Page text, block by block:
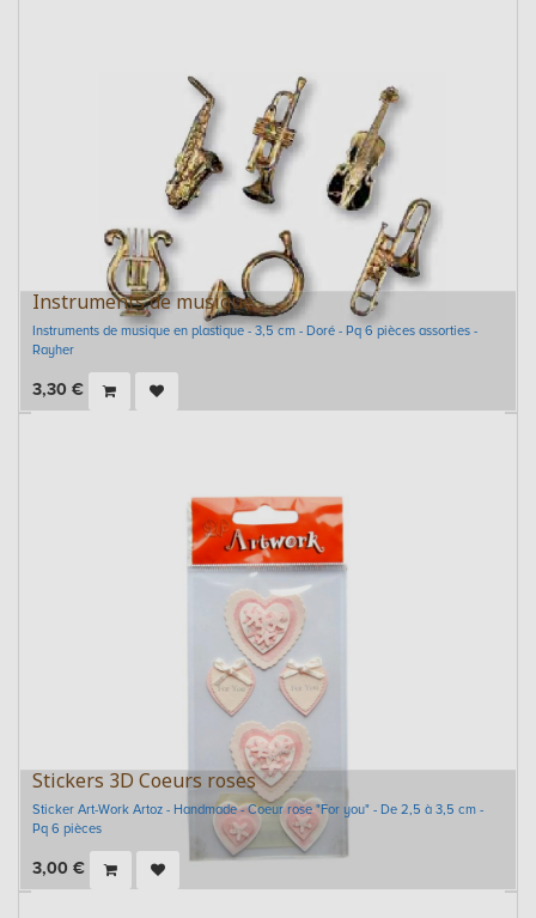
Instruments de musique
Instruments de musique en plastique - 3,5 cm - Doré - Pq 6 pièces assorties -
Rayher
3,30 €
Stickers 3D Coeurs roses
Sticker Art-Work Artoz - Handmade - Coeur rose "For you" - De 2,5 à 3,5 cm -
Pq 6 pièces
3,00 €